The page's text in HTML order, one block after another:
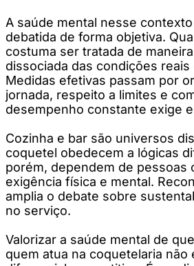
A saúde mental nesse
debatida de forma objetiva.
costuma ser tratada de
dissociada das condições reais
Medidas efetivas passam por
jornada, respeito a limites e
desempenho constante exige
Cozinha e bar são universos
coquetel obedecem a lógicas
porém, dependem de pessoas
exigência física e mental.
amplia o debate sobre
no serviço.
Valorizar a saúde mental de
quem atua na coquetelaria não